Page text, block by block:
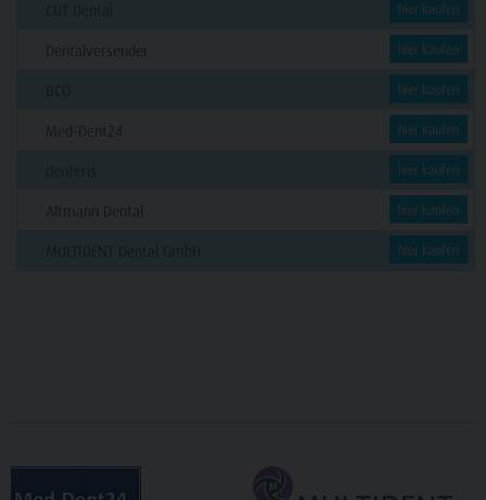
hier kaufen
hier kaufen
hier kaufen
hier kaufen
hier kaufen
hier kaufen
hier kaufen